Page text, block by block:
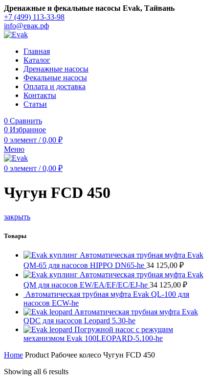
Дренажные и фекальные насосы Evak, Тайвань
+7 (499) 113-33-98
info@евак.рф
Главная
Каталог
Дренажные насосы
Фекальные насосы
Оплата и доставка
Контакты
Статьи
0 Сравнить
0 Избранное
0 элемент / 0,00 ₽
Меню
0 элемент / 0,00 ₽
Чугун FCD 450
закрыть
Товары
Автоматическая трубная муфта Evak
QM-65 для насосов HIPPO DN65-he 34 125,00 ₽
Автоматическая трубная муфта Evak
QM для насосов EW/EA/EF/EC/EJ-he 34 125,00 ₽
Автоматическая трубная муфта Evak QL-100 для
насосов ECW-he
Автоматическая трубная муфта Evak
QDC для насосов Leopard 5.30-he
Погружной насос с режущим
механизмом Evak 100LEOPARD-5.100-he
Home Product Рабочее колесо Чугун FCD 450
Showing all 6 results